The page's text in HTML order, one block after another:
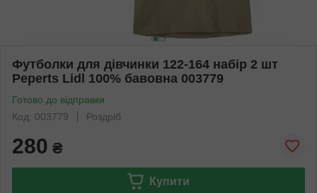
Футболки для дівчинки 122-164 набір 2 шт
Peperts Lidl 100% бавовна 003779
Готово до відправки
Код: 003779
Роздріб
280 ₴
Купити